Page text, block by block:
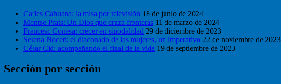
Carles Cahuana: la misa por televisión 18 de junio de 2024
Montse Prats: Un Dios que cruza fronteras 11 de marzo de 2024
Francesc Conesa: crecer en sinodalidad 29 de diciembre de 2023
Serena Noceti: el diaconado de las mujeres, un imperativo 22 de noviembre de 2023
César Cid: acompañando el final de la vida 19 de septiembre de 2023
Sección por sección